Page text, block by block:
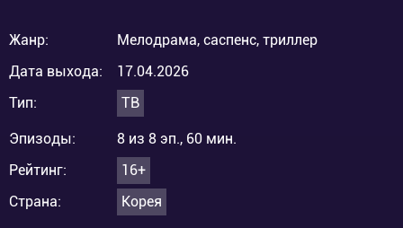
Жанр:
Мелодрама, саспенс, триллер
Дата выхода:
17.04.2026
Тип:
ТВ
Эпизоды:
8 из 8 эп., 60 мин.
Рейтинг:
16+
Страна:
Корея